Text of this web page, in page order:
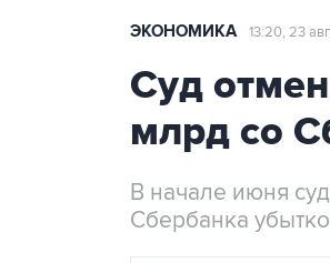
ЭКОНОМИКА 13:20, 23
Суд
млрд со
В начале июня
Сбербанка